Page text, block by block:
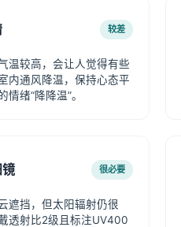
较差
温较高，会让人觉得有些
内通风降温，保持心态平
情绪“降降温”。
很必要
遮挡，但太阳辐射仍很
透射比2级且标注UV400